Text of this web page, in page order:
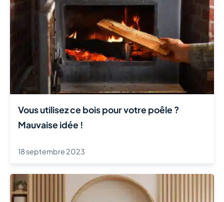
Vous utilisez ce bois pour votre poêle ?
Mauvaise idée !
18 septembre 2023